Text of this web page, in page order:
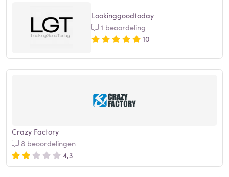
Lookinggoodtoday
1 beoordeling
10
Crazy Factory
8 beoordelingen
4,3